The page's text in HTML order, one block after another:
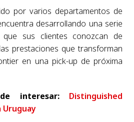
por varios departamentos de
desarrollando una serie
sus clientes conozcan de
prestaciones que transforman
en una pick-up de próxima
interesar:Distinguished
Uruguay